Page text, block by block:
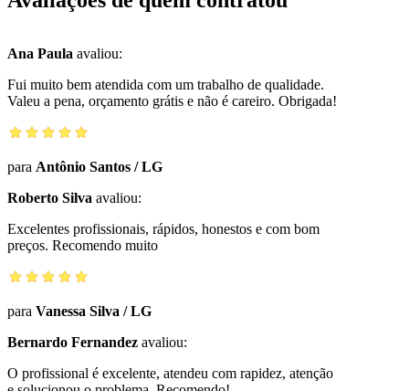
Ana Paula avaliou:
Fui muito bem atendida com um trabalho de qualidade.
Valeu a pena, orçamento grátis e não é careiro. Obrigada!
para Antônio Santos /LG
Roberto Silva avaliou:
Excelentes profissionais, rápidos, honestos e com bom
preços. Recomendo muito
para Vanessa Silva /LG
Bernardo Fernandez avaliou:
O profissional é excelente, atendeu com rapidez, atenção